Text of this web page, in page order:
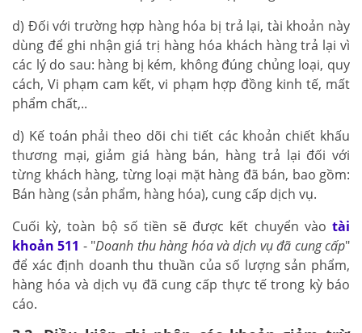
d) Đối với trường hợp hàng hóa bị trả lại, tài khoản này
dùng để ghi nhận giá trị hàng hóa khách hàng trả lại vì
các lý do sau: hàng bị kém, không đúng chủng loại, quy
cách, Vi phạm cam kết, vi phạm hợp đồng kinh tế, mất
phẩm chất,..
d) Kế toán phải theo dõi chi tiết các khoản chiết khấu
thương mại, giảm giá hàng bán, hàng trả lại đối với
từng khách hàng, từng loại mặt hàng đã bán, bao gồm:
Bán hàng (sản phẩm, hàng hóa), cung cấp dịch vụ.
Cuối kỳ, toàn bộ số tiền sẽ được kết chuyển vào tài
khoản 511 - "Doanh thu hàng hóa và dịch vụ đã cung cấp"
để xác định doanh thu thuần của số lượng sản phẩm,
hàng hóa và dịch vụ đã cung cấp thực tế trong kỳ báo
cáo.